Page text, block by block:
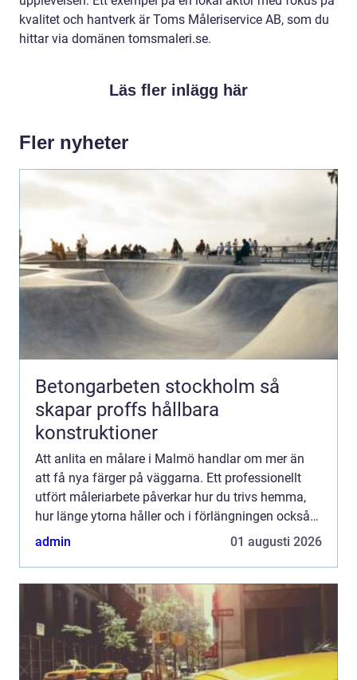
kvalitet och hantverk är Toms Måleriservice AB, som du
hittar via domänen tomsmaleri.se.
Läs fler inlägg här
Fler nyheter
Betongarbeten stockholm så
skapar proffs hållbara
konstruktioner
Att anlita en målare i Malmö handlar om mer än
att få nya färger på väggarna. Ett professionellt
utfört måleriarbete påverkar hur du trivs hemma,
hur länge ytorna håller och i förlängningen också
värdet på bostaden. Samtidigt kan det vara svårt
admin 01 augusti 2026